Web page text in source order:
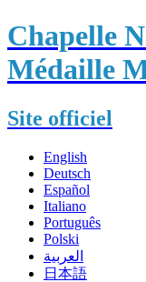
Chapelle
Médaille
Site officiel
English
Deutsch
Español
Italiano
Português
Polski
العربية
日本語